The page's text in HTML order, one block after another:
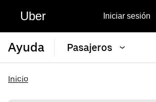
Uber Iniciar sesión
Ayuda Pasajeros
Inicio